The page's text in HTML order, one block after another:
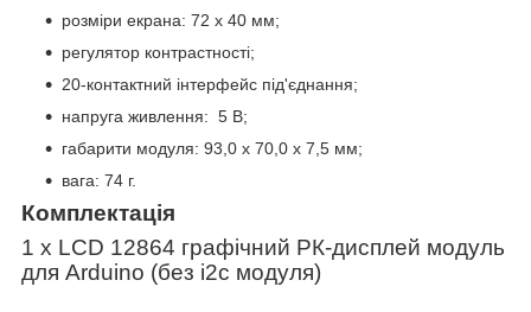
розміри екрана: 72 х 40 мм;
регулятор контрастності;
20-контактний інтерфейс під'єднання;
напруга живлення: 5 В;
габарити модуля: 93,0 х 70,0 х 7,5 мм;
вага: 74 г.
Комплектація
1 x LCD 12864 графічний РК-дисплей модуль
для Arduino (без i2c модуля)